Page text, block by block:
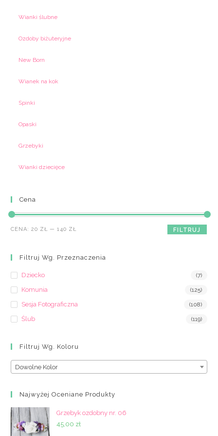
Wianki ślubne
Ozdoby biżuteryjne
New Born
Wianek na kok
Spinki
Opaski
Grzebyki
Wianki dziecięce
Cena
Cena
Cena
FILTRUJ
CENA:20 ZŁ —140 ZŁ
Filtruj Wg. Przeznaczenia
Dziecko (7)
Komunia (125)
Sesja Fotograficzna (108)
Ślub (119)
Filtruj Wg. Koloru
Dowolne Kolor
Najwyżej Oceniane Produkty
Grzebyk ozdobny nr. 06
45,00 zł